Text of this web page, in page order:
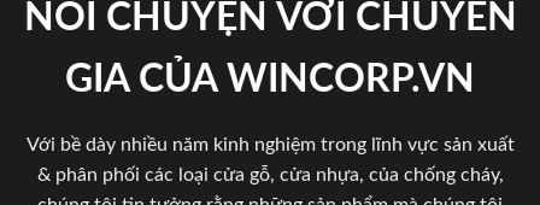
NÓI CHUYỆN VỚI CHUYÊN
GIA CỦA WINCORP.VN
Với bề dày nhiều năm kinh nghiệm trong lĩnh vực sản xuất
& phân phối các loại cửa gỗ, cửa nhựa, của chống cháy,